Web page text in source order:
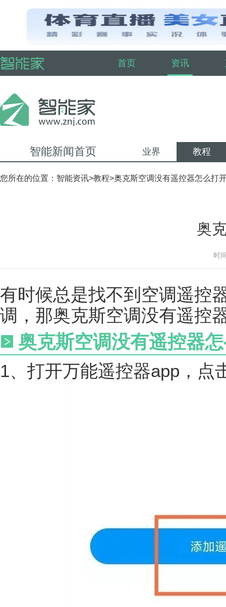
首页 资讯
智能新闻首页 业界 教程
您所在的位置： 智能资讯>教程>奥克斯空调没有遥控器怎么打
奥
时
有时候总是找不到空调遥控
调，那奥克斯空调没有遥控
奥克斯空调没有遥控器
1、打开万能遥控器app，点